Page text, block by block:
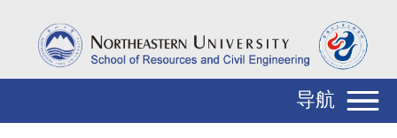
导航